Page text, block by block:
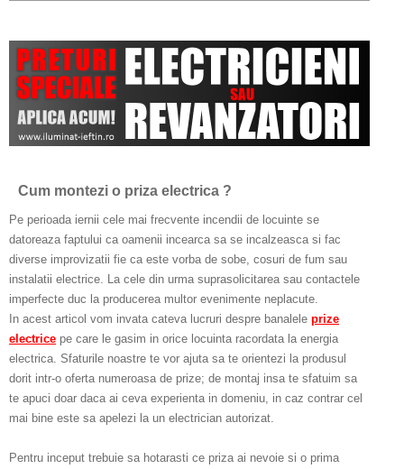
Cum montezi o priza electrica ?
Pe perioada iernii cele mai frecvente incendii de locuinte se
datoreaza faptului ca oamenii incearca sa se incalzeasca si fac
diverse improvizatii fie ca este vorba de sobe, cosuri de fum sau
instalatii electrice. La cele din urma suprasolicitarea sau contactele
imperfecte duc la producerea multor evenimente neplacute.
In acest articol vom invata cateva lucruri despre banalele prize
electrice pe care le gasim in orice locuinta racordata la energia
electrica. Sfaturile noastre te vor ajuta sa te orientezi la produsul
dorit intr-o oferta numeroasa de prize; de montaj insa te sfatuim sa
te apuci doar daca ai ceva experienta in domeniu, in caz contrar cel
mai bine este sa apelezi la un electrician autorizat.
Pentru inceput trebuie sa hotarasti ce priza ai nevoie si o prima